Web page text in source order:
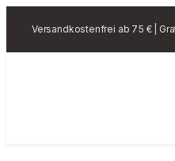
Versandkostenfrei ab 75 € |